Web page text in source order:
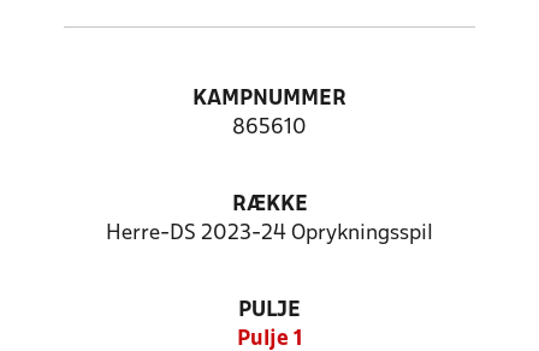
KAMPNUMMER
865610
RÆKKE
Herre-DS 2023-24 Oprykningsspil
PULJE
Pulje 1